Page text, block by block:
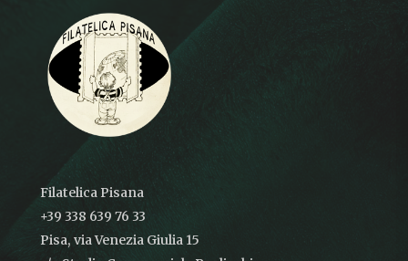
Filatelica Pisana
+39 338 639 76 33
Pisa, via Venezia Giulia 15